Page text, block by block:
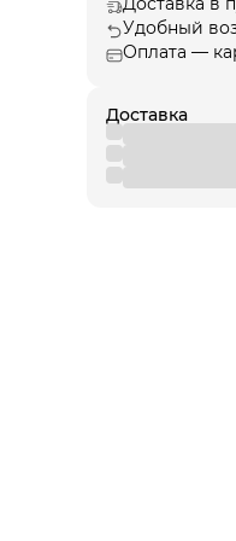
Удобный
Оплата —
Доставка